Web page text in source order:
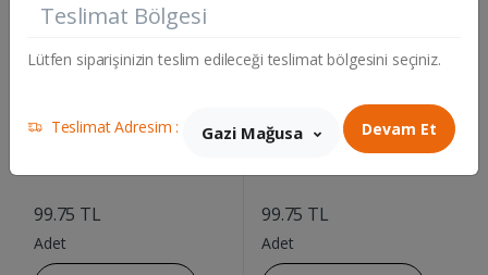
99.75 TL
Adet
99.75 TL
Adet
Teslimat Bölgesi
Lütfen siparişinizin teslim edileceği teslimat bölgesini seçiniz.
Teslimat Adresim : Gazi Mağusa Devam Et